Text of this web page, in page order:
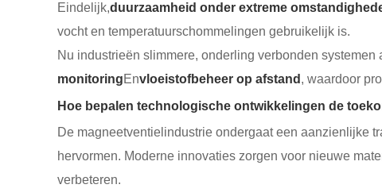
Eindelijk,duurzaamheid onder extreme
vocht en temperatuurschommelingen gebruikelijk is.
Nu industrieën slimmere, onderling verbonden
monitoringEnvloeistofbeheer op afstand , waardoor
Hoe bepalen technologische ontwikkelingen de
De magneetventielindustrie ondergaat een aanzienlijke
hervormen. Moderne innovaties zorgen voor nieuwe
verbeteren.